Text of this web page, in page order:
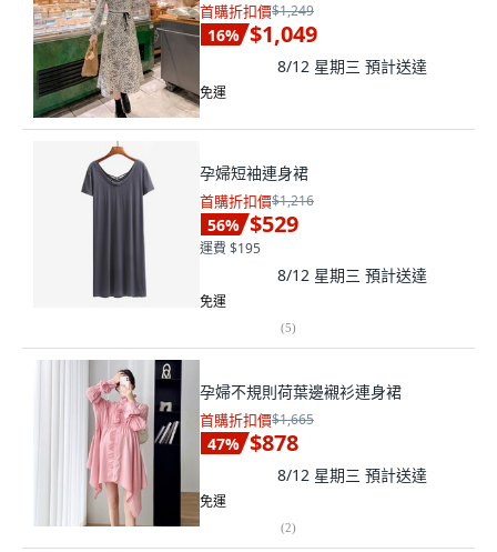
首購折扣價$1,249
16% $1,049
8/12 星期三 預計送達
免運
孕婦短袖連身裙
首購折扣價$1,216
56% $529
運費 $195
8/12 星期三 預計送達
免運
(5)
孕婦不規則荷葉邊襯衫連身裙
首購折扣價$1,665
47% $878
8/12 星期三 預計送達
免運
(2)